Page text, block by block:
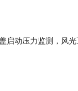
启动压力监测，风